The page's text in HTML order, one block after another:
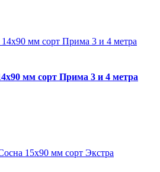
мм сорт Прима 3 и 4 метра